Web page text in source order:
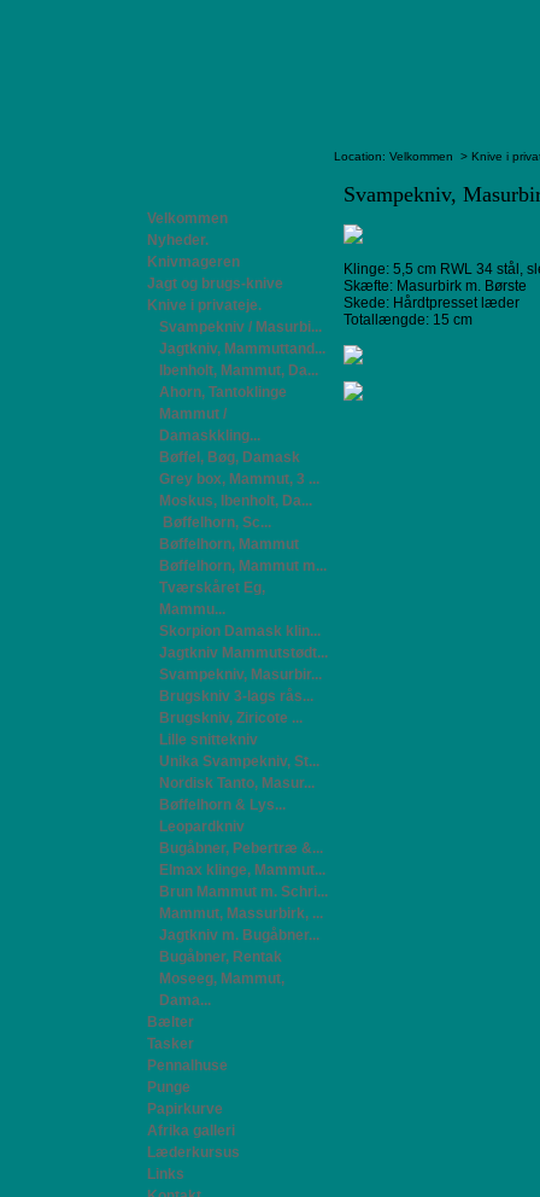
Location: Velkommen > Knive i
Velkommen
Nyheder.
Knivmageren
Jagt og brugs-knive
Knive i privateje.
Svampekniv / Masurbi...
Jagtkniv, Mammuttand...
Ibenholt, Mammut, Da...
Ahorn, Tantoklinge
Mammut /
Damaskkling...
Bøffel, Bøg, Damask
Grey box, Mammut, 3 ...
Moskus, Ibenholt, Da...
Bøffelhorn, Sc...
Bøffelhorn, Mammut
Bøffelhorn, Mammut m...
Tværskåret Eg,
Mammu...
Skorpion Damask klin...
Jagtkniv Mammutstødt...
Svampekniv, Masurbir...
Brugskniv 3-lags rås...
Brugskniv, Ziricote ...
Lille snittekniv
Unika Svampekniv, St...
Nordisk Tanto, Masur...
Bøffelhorn & Lys...
Leopardkniv
Bugåbner, Pebertræ &...
Elmax klinge, Mammut...
Brun Mammut m. Schri...
Mammut, Massurbirk, ...
Jagtkniv m. Bugåbner...
Bugåbner, Rentak
Moseeg, Mammut,
Dama...
Bælter
Tasker
Pennalhuse
Punge
Papirkurve
Afrika galleri
Læderkursus
Links
Svampekniv,
Klinge: 5,5 cm RWL 34 stål,
Skæfte: Masurbirk m. Børste
Skede: Hårdtpresset læder
Totallængde: 15 cm